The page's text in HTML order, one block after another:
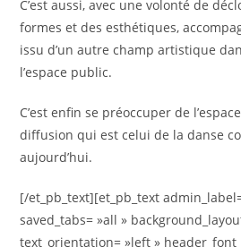
C’est aussi, avec une volonté de
formes et des esthétiques,
issu d’un autre champ artistique
l’espace public.
C’est enfin se préoccuper de
diffusion qui est celui de la danse
aujourd’hui.
[/et_pb_text][et_pb_text
saved_tabs= »all »
text_orientation= »left »